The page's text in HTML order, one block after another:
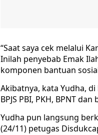
“Saat saya cek melalui
Inilah penyebab Emak
komponen bantuan
Akibatnya, kata Yudha,
BPJS PBI, PKH, BPNT
Yudha pun langsung
(24/11) petugas